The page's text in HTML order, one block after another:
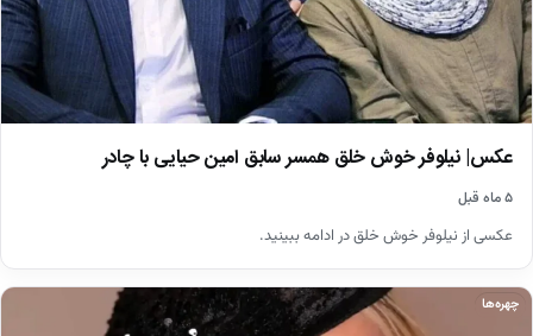
عکس| نیلوفر خوش خلق همسر سابق امین حیایی با چادر
۵ ماه قبل
عکسی از نیلوفر خوش خلق در ادامه ببینید.
چهره‌ها